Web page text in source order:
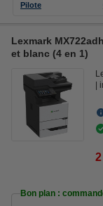
Pilote
Lexmark
et blanc (4 en 1)
Bon plan :